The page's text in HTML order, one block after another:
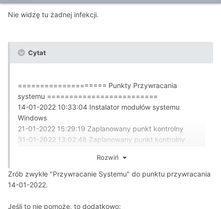
Nie widzę tu żadnej infekcji.
Cytat
==================== Punkty Przywracania
systemu =========================
14-01-2022 10:33:04 Instalator modułów systemu
Windows
21-01-2022 15:29:19 Zaplanowany punkt kontrolny
31-01-2022 13:02:48 Zaplanowany punkt kontrolny
Rozwiń
Zrób zwykłe "Przywracanie Systemu" do punktu przywracania
14-01-2022.
Jeśli to nie pomoże, to dodatkowo: